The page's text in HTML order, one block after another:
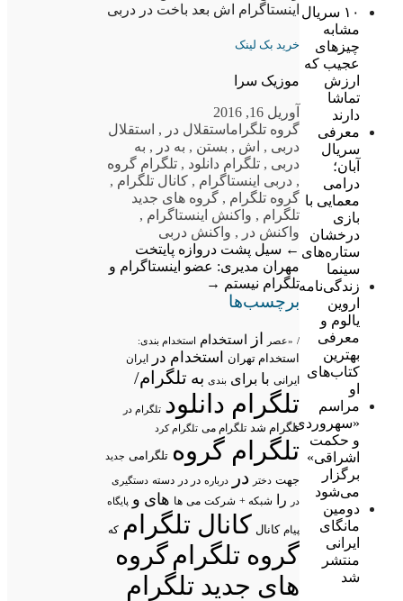
۱۰ سریال
مشابه
چیزهای
عجیب که
ارزش
تماشا
دارند
معرفی
سریال
آبان؛
درامی
معمایی با
بازی
درخشان
ستاره‌های
سینما
زندگی‌نامه
اروین
یالوم و
معرفی
بهترین
کتاب‌های
او
مراسم
«سهروردی
و حکمت
اشراقی»
برگزار
می‌شود
دومین
مانگای
ایرانی
منتشر
شد
اینستاگرام اش بعد باخت در دربی
خرید بک لینک
موزیک سرا
آوریل 16, 2016
گروه تلگراماستقلال در , استقلال
دربی , اش , بستن , به در , به
دربی , تلگرام دانلود , تلگرام گروه
, دربی اینستاگرام , کانال تلگرام ,
گروه تلگرام , گروه های جدید
تلگرام , واکنش اینستاگرام ,
واکنش در , واکنش دربی
← سیل پشت دروازه پایتخت
مهران مدیری: عضو اینستاگرام و
تلگرام نیستم →
برچسب‌ها
/ «عصر از استخدام استخدام بندی:
استخدام تهران استخدام در ایران
ایرانی با برای بندی به تلگرام/
تلگرام دانلود تلگرام در
تلگرام شد تلگرام می تلگرام کرد
تلگرام گروه تلگرامی جدید
جهت دختر در درباره در در دسته دستگیری
در
را شبکه + شرکت می ها های و پایگاه
پیام کانال کانال تلگرام که
گروه تلگرامگروه
های جدید تلگرام